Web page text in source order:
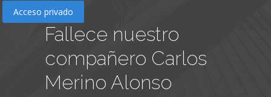
Acceso privado
Fallece nuestro
compañero Carlos
Merino Alonso